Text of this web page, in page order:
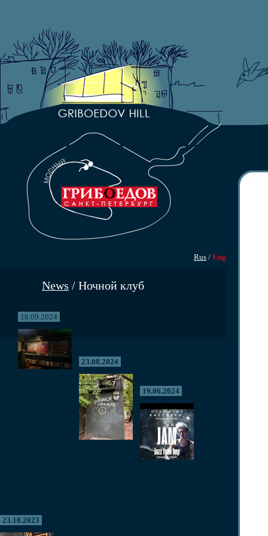
Rus / Eng
News / Ночной клуб
18.09.2024
23.08.2024
19.06.2024
23.10.2023